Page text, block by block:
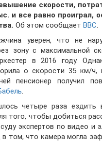
скорости,
и все равно проиграл,
Об этом сообщает BBC.
уверен, что не
зону с максимальной
в 2016 году.
о скорости 35 км/
пенсионер получил
.
четыре раза ездить
того, чтобы добиться
экспертов по видео и
том, что камера могла